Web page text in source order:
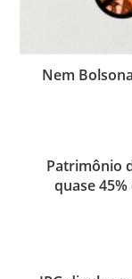
Nem
Patrimônio
quase